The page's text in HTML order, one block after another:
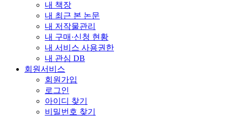
내 책장
내 최근 본 논문
내 저작물관리
내 구매·신청 현황
내 서비스 사용권한
내 관심 DB
회원서비스
회원가입
로그인
아이디 찾기
비밀번호 찾기